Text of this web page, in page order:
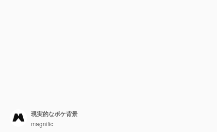
現実的なボケ背景
magnific